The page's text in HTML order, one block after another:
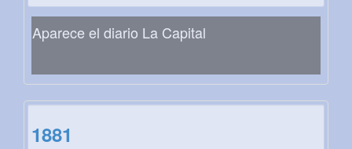
Aparece el diario La Capital
1881